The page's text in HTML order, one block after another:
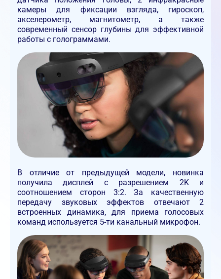
камеры для фиксации взгляда, гироскоп,
акселерометр, магнитометр, а также
современный сенсор глубины для эффективной
работы с голограммами.
В отличие от предыдущей модели, новинка
получила дисплей с разрешением 2K и
соотношением сторон 3:2. За качественную
передачу звуковых эффектов отвечают 2
встроенных динамика, для приема голосовых
команд используется 5-ти канальный микрофон.